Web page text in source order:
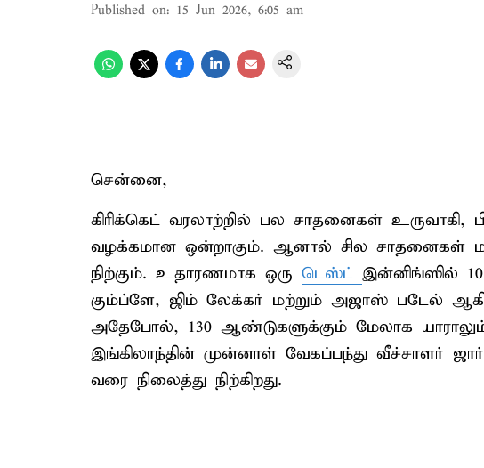
Published on: 15 Jun 2026, 6:05 am
சென்னை,
கிரிக்கெட் வரலாற்றில் பல சாதனைகள் உருவாகி,
வழக்கமான ஒன்றாகும். ஆனால் சில சாதனைகள்
நிற்கும். உதாரணமாக ஒரு டெஸ்ட் இன்னிங்ஸில்
கும்ப்ளே, ஜிம் லேக்கர் மற்றும் அஜாஸ் படேல்
அதேபோல், 130 ஆண்டுகளுக்கும் மேலாக
இங்கிலாந்தின் முன்னாள் வேகப்பந்து வீச்சாளர்
வரை நிலைத்து நிற்கிறது.